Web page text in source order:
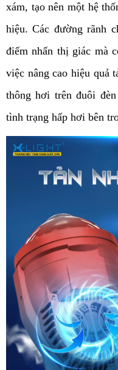
xám, tạo nên một hệ
hiệu. Các đường rãnh
điểm nhấn thị giác mà
việc nâng cao hiệu quả
thông hơi trên đuôi
tình trạng hấp hơi bên